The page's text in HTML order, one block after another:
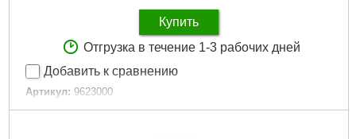
Купить
Отгрузка в течение 1-3 рабочих дней
Добавить к сравнению
Артикул: 9623000
Код товара: 29.17.64